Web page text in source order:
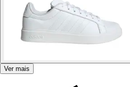
Ver mais